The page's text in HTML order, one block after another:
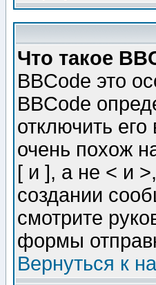
Что такое
BBCode это
BBCode
отключить
очень похож
[ и ], а не < и
создании
смотрите
формы
Вернуться к